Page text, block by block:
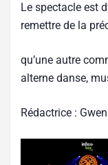
Le spectacle est
remettre de la
qu’une autre
alterne danse,
Rédactrice :